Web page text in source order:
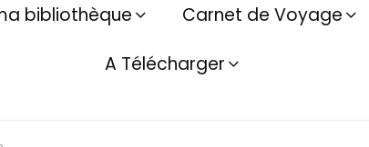
bibliothèque
Carnet de Voyage
A Télécharger